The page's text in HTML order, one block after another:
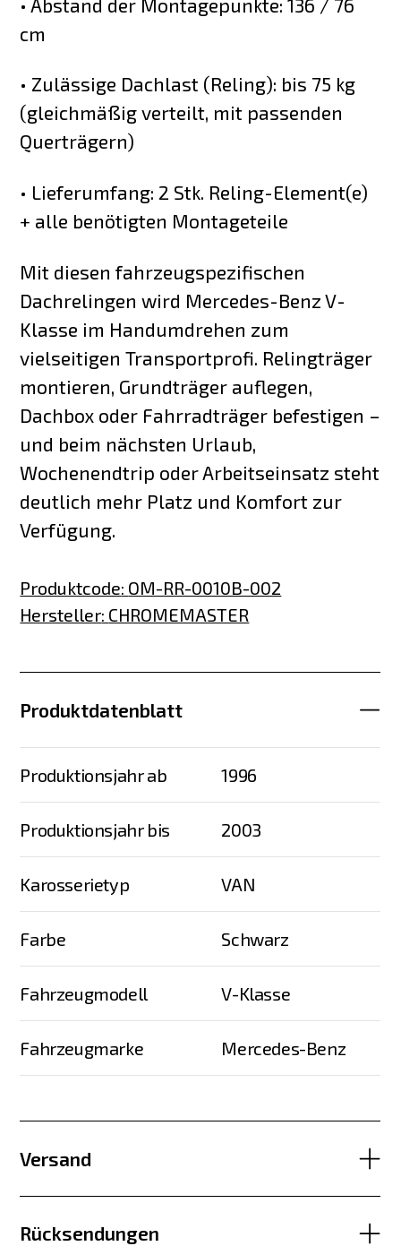
• Abstand der Montagepunkte: 136 / 76
cm
• Zulässige Dachlast (Reling): bis 75 kg
(gleichmäßig verteilt, mit passenden
Querträgern)
• Lieferumfang: 2 Stk. Reling-Element(e)
+ alle benötigten Montageteile
Mit diesen fahrzeugspezifischen
Dachrelingen wird Mercedes-Benz V-
Klasse im Handumdrehen zum
vielseitigen Transportprofi. Relingträger
montieren, Grundträger auflegen,
Dachbox oder Fahrradträger befestigen –
und beim nächsten Urlaub,
Wochenendtrip oder Arbeitseinsatz steht
deutlich mehr Platz und Komfort zur
Verfügung.
Produktcode: OM-RR-0010B-002
Hersteller: CHROMEMASTER
Produktdatenblatt
Produktionsjahr ab 1996
Produktionsjahr bis 2003
Karosserietyp VAN
Farbe Schwarz
Fahrzeugmodell V-Klasse
Fahrzeugmarke Mercedes-Benz
Versand
Rücksendungen